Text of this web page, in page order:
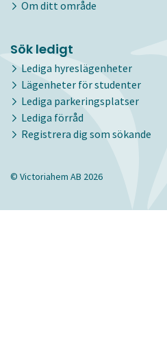
Om ditt område
Sök ledigt
Lediga hyreslägenheter
Lägenheter för studenter
Lediga parkeringsplatser
Lediga förråd
Registrera dig som sökande
© Victoriahem AB 2026